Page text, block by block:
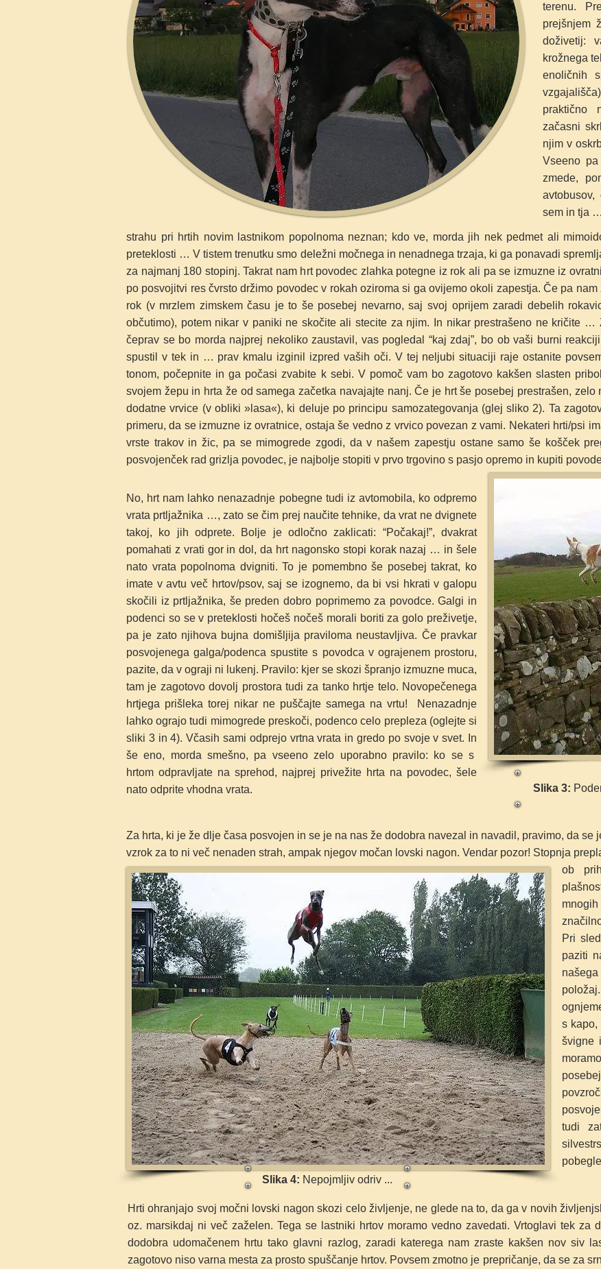
terenu.
prejšnjem
doživetij:
krožnega
enoličnih
praktično
začasni
njim v
Vseeno
zmede,
sem in tja
strahu pri hrtih novim lastnikom popolnoma neznan; kdo ve, morda jih nek pedmet ali
preteklosti … V tistem trenutku smo deležni močnega in nenadnega trzaja, ki ga ponavadi
za najmanj 180 stopinj. Takrat nam hrt povodec zlahka potegne iz rok ali pa se izmuzne iz
po posvojitvi res čvrsto držimo povodec v rokah oziroma si ga ovijemo okoli zapestja. Če pa
rok (v mrzlem zimskem času je to še posebej nevarno, saj svoj oprijem zaradi debelih
občutimo), potem nikar v paniki ne skočite ali stecite za njim. In nikar prestrašeno ne kričite …
čeprav se bo morda najprej nekoliko zaustavil, vas pogledal “kaj zdaj”, bo ob vaši burni
spustil v tek in … prav kmalu izginil izpred vaših oči. V tej neljubi situaciji raje ostanite
tonom, počepnite in ga počasi zvabite k sebi. V pomoč vam bo zagotovo kakšen slasten
svojem žepu in hrta že od samega začetka navajajte nanj. Če je hrt še posebej prestrašen,
dodatne vrvice (v obliki »lasa«), ki deluje po principu samozategovanja (glej sliko 2). Ta
primeru, da se izmuzne iz ovratnice, ostaja še vedno z vrvico povezan z vami. Nekateri hrti/psi
vrste trakov in žic, pa se mimogrede zgodi, da v našem zapestju ostane samo še košček
posvojenček rad grizlja povodec, je najbolje stopiti v prvo trgovino s pasjo opremo in kupiti
No, hrt nam lahko nenazadnje pobegne tudi iz avtomobila, ko odpremo
vrata prtljažnika …, zato se čim prej naučite tehnike, da vrat ne dvignete
takoj, ko jih odprete. Bolje je odločno zaklicati: “Počakaj!”, dvakrat
pomahati z vrati gor in dol, da hrt nagonsko stopi korak nazaj … in šele
nato vrata popolnoma dvigniti. To je pomembno še posebej takrat, ko
imate v avtu več hrtov/psov,saj se izognemo, da bi vsi hkrati v galopu
skočili iz prtljažnika, še preden dobro poprimemo za povodce. Galgi in
podenci so se v preteklosti hočeš nočeš morali boriti za golo preživetje,
pa je zato njihova bujna domišljija praviloma neustavljiva. Če pravkar
posvojenega galga/podenca spustite s povodca vograjenem prostoru,
pazite, da v ograji ni lukenj. Pravilo: kjer se skozi špranjo izmuzne muca,
tam je zagotovo dovolj prostora tudi za tanko hrtje telo. Novopečenega
hrtjega prišleka torej nikar ne puščajte samega na vrtu!
Nenazadnje
lahko ograjo tudi mimogrede preskoči, podenco celo prepleza (oglejte si
sliki 3 in 4). Včasih sami odprejo vrtna vrata in gredo po svoje v svet. In
še eno, morda smešno, pa vseeno zelo uporabno pravilo: ko se s
hrtom odpravljate na sprehod, najprej privežite hrta na povodec, šele
nato odprite vhodna vrata. Slika 3:
Za hrta, ki je že dlje časa posvojen in se je na nas že dodobra navezal in navadil, pravimo, da
vzrok za to ni več nenaden strah, ampak njegov močan lovski nagon. Vendar pozor! Stopnja
Slika 4: Nepojmljiv odriv ...
ob
Pri
paziti
s kapo,
švigne
tudi
Hrti ohranjajo svoj močni lovski nagon skozi celo življenje, ne glede na to, da ga v novih
oz. marsikdaj ni več zaželen. Tega se lastniki hrtov moramo vedno zavedati. Vrtoglavi tek za
dodobra udomačenem hrtu tako glavni razlog, zaradi katerega nam zraste kakšen nov siv
zagotovo niso varna mesta za prosto spuščanje hrtov. Povsem zmotno je prepričanje, da se za